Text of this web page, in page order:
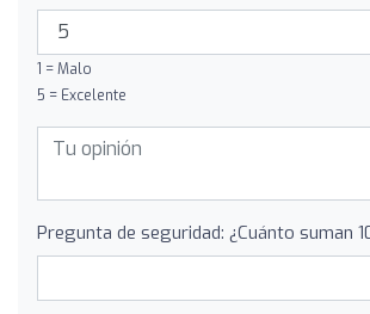
1 = Malo
5 = Excelente
Pregunta de seguridad: ¿Cuánto suman